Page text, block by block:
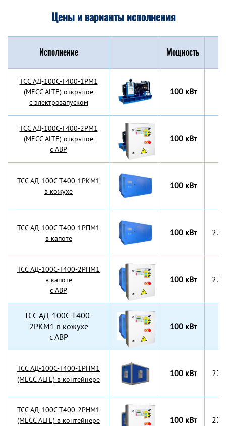
Цены и варианты исполнения
Исполнение Мощность
TCC АД-100С-Т400-1РМ1
(MECC ALTE) открытое
с электрозапуском
100 кВт
TCC АД-100С-Т400-2РМ1
(MECC ALTE) открытое
с АВР
100 кВт
TCC АД-100С-Т400-1РКМ1
в кожухе
100 кВт
TCC АД-100С-Т400-1РПМ1
в капоте
100 кВт
TCC АД-100С-Т400-2РПМ1
в капоте
с АВР
100 кВт
TCC АД-100С-Т400-
2РКМ1 в кожухе
с АВР
100 кВт
TCC АД-100С-Т400-1РНМ1
(MECC ALTE) в контейнере
100 кВт
TCC АД-100С-Т400-2РНМ1
(MECC ALTE) в контейнере
100 кВт